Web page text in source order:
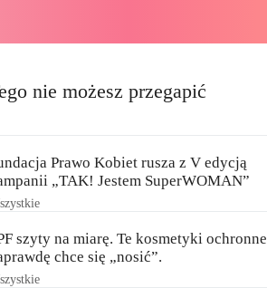
nie możesz przegapić
Prawo Kobiet rusza z V edycją
„TAK! Jestem SuperWOMAN”
szyty na miarę. Te kosmetyki ochronne
chce się „nosić”.